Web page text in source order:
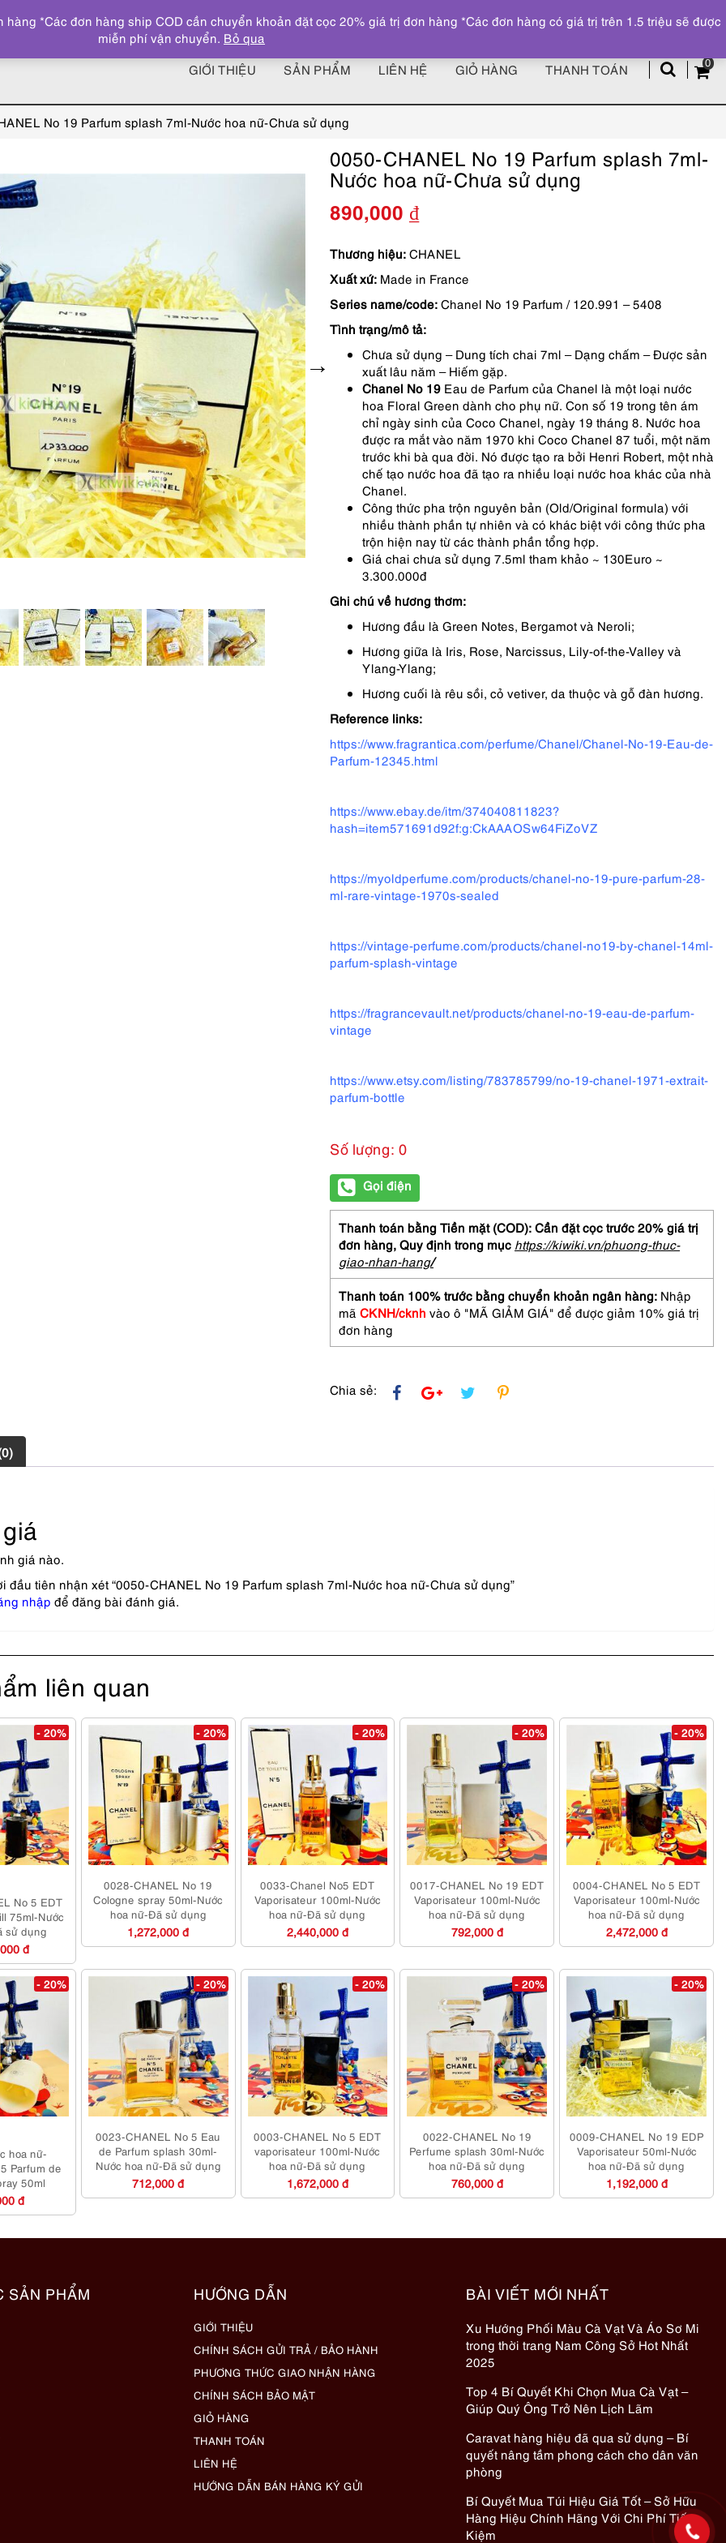
z
0
GIỚI THIỆU SẢN PHẨM LIÊN HỆ GIỎ HÀNG THANH TOÁN
No 19 Parfum splash 7ml-Nước hoa nữ-Chưa sử dụng
0050-CHANEL No 19 Parfum splash 7ml-
Nước hoa nữ-Chưa sử dụng
890,000 ₫
Thương hiệu: CHANEL
Xuất xứ: Made in France
Series name/code: Chanel No 19 Parfum / 120.991 – 5408
Tình trạng/mô tả:
Chưa sử dụng – Dung tích chai 7ml – Dạng chấm – Được sản
xuất lâu năm – Hiếm gặp.
Chanel No 19 Eau de Parfum của Chanel là một loại nước
hoa Floral Green dành cho phụ nữ. Con số 19 trong tên ám
chỉ ngày sinh của Coco Chanel, ngày 19 tháng 8. Nước hoa
được ra mắt vào năm 1970 khi Coco Chanel 87 tuổi, một năm
trước khi bà qua đời. Nó được tạo ra bởi Henri Robert, một nhà
chế tạo nước hoa đã tạo ra nhiều loại nước hoa khác của nhà
Chanel.
Công thức pha trộn nguyên bản (Old/Original formula) với
nhiều thành phần tự nhiên và có khác biệt với công thức pha
trộn hiện nay từ các thành phần tổng hợp.
Giá chai chưa sử dụng 7.5ml tham khảo ~ 130Euro ~
3.300.000đ
Ghi chú về hương thơm:
Hương đầu là Green Notes, Bergamot và Neroli;
Hương giữa là Iris, Rose, Narcissus, Lily-of-the-Valley và
Ylang-Ylang;
Hương cuối là rêu sồi, cỏ vetiver, da thuộc và gỗ đàn hương.
Reference links:
https://www.fragrantica.com/perfume/Chanel/Chanel-No-19-Eau-de-
Parfum-12345.html
https://www.ebay.de/itm/374040811823?
hash=item571691d92f:g:CkAAAOSw64FiZoVZ
https://myoldperfume.com/products/chanel-no-19-pure-parfum-28-
ml-rare-vintage-1970s-sealed
https://vintage-perfume.com/products/chanel-no19-by-chanel-14ml-
parfum-splash-vintage
https://fragrancevault.net/products/chanel-no-19-eau-de-parfum-
vintage
https://www.etsy.com/listing/783785799/no-19-chanel-1971-extrait-
parfum-bottle
Số lượng: 0
Gọi điện
Thanh toán bằng Tiền mặt (COD): Cần đặt cọc trước 20% giá trị
đơn hàng, Quy định trong mục https://kiwiki.vn/phuong-thuc-
giao-nhan-hang/
Thanh toán 100% trước bằng chuyển khoản ngân hàng: Nhập
mã CKNH/cknh vào ô "MÃ GIẢM GIÁ" để được giảm 10% giá trị
đơn hàng
Chia sẻ:
giá nào.
đầu tiên nhận xét “0050-CHANEL No 19 Parfum splash 7ml-Nước hoa nữ-Chưa sử dụng”
nhập để đăng bài đánh giá.
liên quan
- 20%
No 5 EDT
75ml-Nước
sử dụng
đ
- 20%
0028-CHANEL No 19
Cologne spray 50ml-Nước
hoa nữ-Đã sử dụng
1,272,000 đ
- 20%
0033-Chanel No5 EDT
Vaporisateur 100ml-Nước
hoa nữ-Đã sử dụng
2,440,000 đ
- 20%
0017-CHANEL No 19 EDT
Vaporisateur 100ml-Nước
hoa nữ-Đã sử dụng
792,000 đ
- 20%
0004-CHANEL No 5 EDT
Vaporisateur 100ml-Nước
hoa nữ-Đã sử dụng
2,472,000 đ
- 20%
hoa nữ-
Parfum de
50ml
đ
- 20%
0023-CHANEL No 5 Eau
de Parfum splash 30ml-
Nước hoa nữ-Đã sử dụng
712,000 đ
- 20%
0003-CHANEL No 5 EDT
vaporisateur 100ml-Nước
hoa nữ-Đã sử dụng
1,672,000 đ
- 20%
0022-CHANEL No 19
Perfume splash 30ml-Nước
hoa nữ-Đã sử dụng
760,000 đ
- 20%
0009-CHANEL No 19 EDP
Vaporisateur 50ml-Nước
hoa nữ-Đã sử dụng
1,192,000 đ
SẢN PHẨM HƯỚNG DẪN
GIỚI THIỆU
CHÍNH SÁCH GỬI TRẢ / BẢO HÀNH
PHƯƠNG THỨC GIAO NHẬN HÀNG
CHÍNH SÁCH BẢO MẬT
GIỎ HÀNG
THANH TOÁN
LIÊN HỆ
HƯỚNG DẪN BÁN HÀNG KÝ GỬI
BÀI VIẾT MỚI NHẤT
Xu Hướng Phối Màu Cà Vạt Và Áo Sơ Mi
trong thời trang Nam Công Sở Hot Nhất
2025
Top 4 Bí Quyết Khi Chọn Mua Cà Vạt –
Giúp Quý Ông Trở Nên Lịch Lãm
Caravat hàng hiệu đã qua sử dụng – Bí
quyết nâng tầm phong cách cho dân văn
phòng
Bí Quyết Mua Túi Hiệu Giá Tốt – Sở Hữu
Hàng Hiệu Chính Hãng Với Chi Phí Tiết
Kiệm
*Các đơn hàng ship COD cần chuyển khoản đặt cọc 20% giá trị đơn hàng *Các đơn hàng có giá trị trên 1.5 triệu sẽ được
miễn phí vận chuyển. Bỏ qua